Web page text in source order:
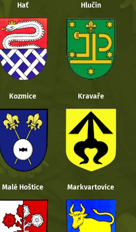
Hať Hlučín
Kozmice Kravaře
Malé Hoštice Markvartovice